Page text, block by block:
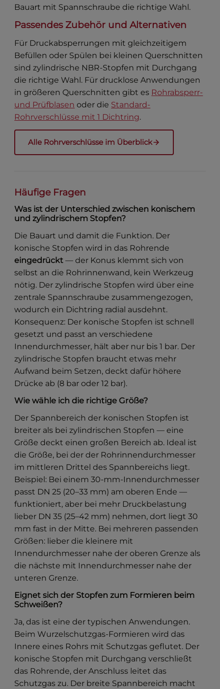
Bauart mit Spannschraube die richtige Wahl.
Passendes Zubehör und Alternativen
Für Druckabsperrungen mit gleichzeitigem
Befüllen oder Spülen bei kleinen Querschnitten
sind zylindrische NBR-Stopfen mit Durchgang
die richtige Wahl. Für drucklose Anwendungen
in größeren Querschnitten gibt es Rohrabsperr-
und Prüfblasen oder die Standard-
Rohrverschlüsse mit 1 Dichtring.
Alle Rohrverschlüsse im Überblick
Häufige Fragen
Was ist der Unterschied zwischen konischem
und zylindrischem Stopfen?
Die Bauart und damit die Funktion. Der
konische Stopfen wird in das Rohrende
eingedrückt — der Konus klemmt sich von
selbst an die Rohrinnenwand, kein Werkzeug
nötig. Der zylindrische Stopfen wird über eine
zentrale Spannschraube zusammengezogen,
wodurch ein Dichtring radial ausdehnt.
Konsequenz: Der konische Stopfen ist schnell
gesetzt und passt an verschiedene
Innendurchmesser, hält aber nur bis 1 bar. Der
zylindrische Stopfen braucht etwas mehr
Aufwand beim Setzen, deckt dafür höhere
Drücke ab (8 bar oder 12 bar).
Wie wähle ich die richtige Größe?
Der Spannbereich der konischen Stopfen ist
breiter als bei zylindrischen Stopfen — eine
Größe deckt einen großen Bereich ab. Ideal ist
die Größe, bei der der Rohrinnendurchmesser
im mittleren Drittel des Spannbereichs liegt.
Beispiel: Bei einem 30-mm-Innendurchmesser
passt DN 25 (20–33 mm) am oberen Ende —
funktioniert, aber bei mehr Druckbelastung
lieber DN 35 (25–42 mm) nehmen, dort liegt 30
mm fast in der Mitte. Bei mehreren passenden
Größen: lieber die kleinere mit
Innendurchmesser nahe der oberen Grenze als
die nächste mit Innendurchmesser nahe der
unteren Grenze.
Eignet sich der Stopfen zum Formieren beim
Schweißen?
Ja, das ist eine der typischen Anwendungen.
Beim Wurzelschutzgas-Formieren wird das
Innere eines Rohrs mit Schutzgas geflutet. Der
konische Stopfen mit Durchgang verschließt
das Rohrende, der Anschluss leitet das
Schutzgas zu. Der breite Spannbereich macht